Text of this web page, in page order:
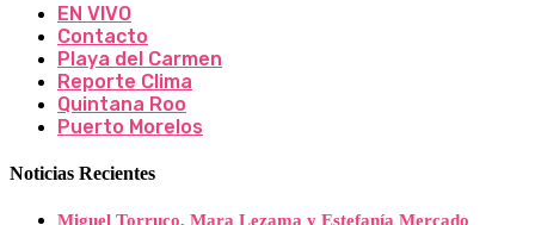
EN VIVO
Contacto
Playa del Carmen
Reporte Clima
Quintana Roo
Puerto Morelos
Noticias Recientes
Miguel Torruco, Mara Lezama y Estefanía Mercado